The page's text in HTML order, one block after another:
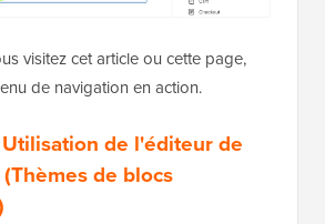
visitez cet article ou cette page,
de navigation en action.
de l'éditeur de
de blocs